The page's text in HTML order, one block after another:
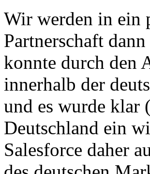
Wir werden in ein
Partnerschaft
konnte durch den
innerhalb der
und es wurde klar
Deutschland ein
Salesforce daher